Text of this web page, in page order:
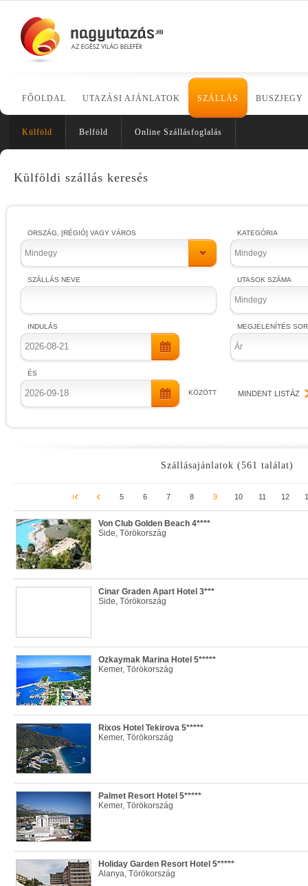
FŐOLDAL UTAZÁSI AJÁNLATOK SZÁLLÁS BUSZJEGY
Külföld Belföld Online Szállásfoglalás
Külföldi szállás keresés
ORSZÁG, [RÉGIÓ] VAGY VÁROS
Mindegy
SZÁLLÁS NEVE
INDULÁS
ÉS
KÖZÖTT
KATEGÓRIA
Mindegy
UTASOK SZÁMA
Mindegy
MEGJELENÍTÉS
Ár
MINDENT LISTÁZ
Szállásajánlatok (561 találat)
5 6 7 8 9 10 11 12
Von Club Golden Beach 4****
Side, Törökország
Cinar Graden Apart Hotel 3***
Side, Törökország
Ozkaymak Marina Hotel 5*****
Kemer, Törökország
Rixos Hotel Tekirova 5*****
Kemer, Törökország
Palmet Resort Hotel 5*****
Kemer, Törökország
Holiday Garden Resort Hotel 5*****
Alanya, Törökország